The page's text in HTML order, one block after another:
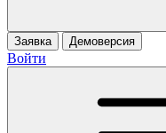
Заявка Демоверсия
Войти